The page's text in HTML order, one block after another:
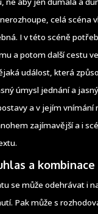
celá scéna
I v této scéně
a potom další cestu
událost, která
úmysl jednání a
a v jejím vnímání
zajímavější a i
a kombinace
se může odehrávat i
Pak může s